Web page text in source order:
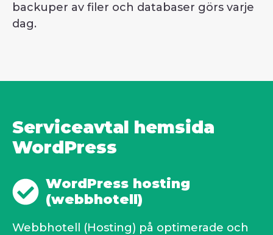
backuper av filer och databaser görs varje
dag.
Serviceavtal hemsida
WordPress
WordPress hosting
(webbhotell)
Webbhotell (Hosting) på optimerade och